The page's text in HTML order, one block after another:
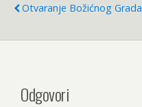
Otvaranje Božićnog Grada
Odgovori